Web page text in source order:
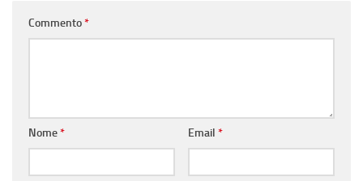
Commento*
Nome* Email *